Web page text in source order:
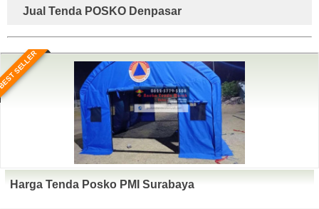
Jual Tenda POSKO Denpasar
SELLER
Harga Tenda Posko PMI Surabaya